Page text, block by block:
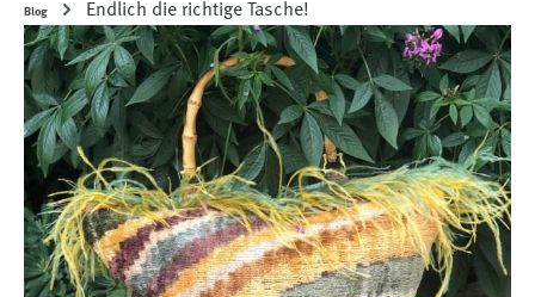
Blog Endlich die richtige Tasche!